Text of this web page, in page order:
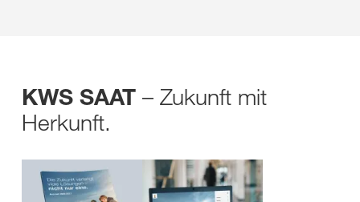
KWS SAAT – Zukunft mit
Herkunft.